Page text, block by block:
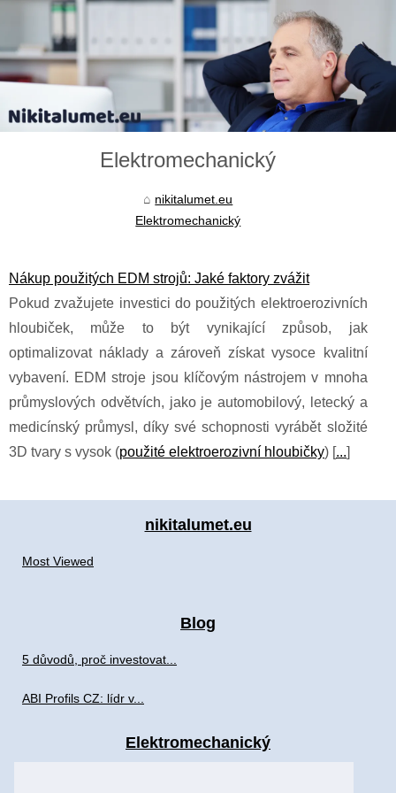
Elektromechanický
nikitalumet.eu
Elektromechanický
Nákup použitých EDM strojů: Jaké faktory zvážit
Pokud zvažujete investici do použitých elektroerozivních
hloubiček, může to být vynikající způsob, jak
optimalizovat náklady a zároveň získat vysoce kvalitní
vybavení. EDM stroje jsou klíčovým nástrojem v mnoha
průmyslových odvětvích, jako je automobilový, letecký a
medicínský průmysl, díky své schopnosti vyrábět složité
3D tvary s vysok (použité elektroerozivní hloubičky) [...]
nikitalumet.eu
Most Viewed
Blog
5 důvodů, proč investovat...
ABI Profils CZ: lídr v...
Elektromechanický